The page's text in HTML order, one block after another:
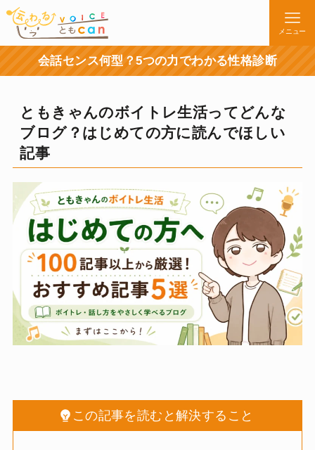
メニュー
会話センス何型？5つの力でわかる性格診断
ともきゃんのボイトレ生活ってどんな
ブログ？はじめての方に読んでほしい
記事
この記事を読むと解決すること